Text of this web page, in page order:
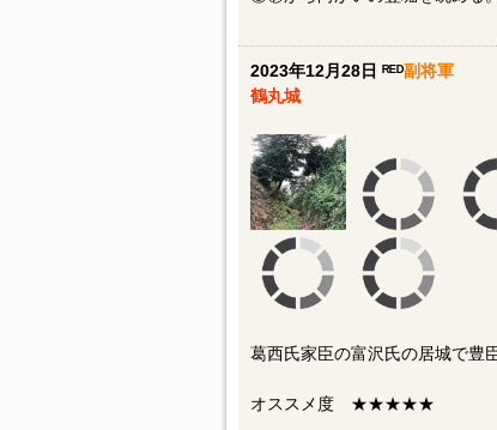
2023年12月28日 ᴿᴱᴰ副将軍
鶴丸城